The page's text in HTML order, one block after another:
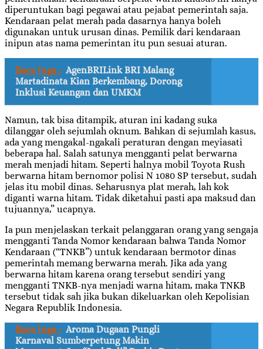
diperuntukan bagi pegawai atau pejabat pemerintah saja.
Kendaraan pelat merah pada dasarnya hanya boleh
digunakan untuk urusan dinas. Pemilik dari kendaraan
inipun atas nama pemerintan itu pun sesuai aturan.
Baca Juga : AgenBRILink BRI Malang
Martadinata Kian Berkembang, Dorong
Inklusi Keuangan dan UMKM
Namun, tak bisa ditampik, aturan ini kadang suka
dilanggar oleh sejumlah oknum. Bahkan di sejumlah kasus,
ada yang mengakal-ngakali peraturan dengan meyiasati
beberapa hal. Salah satunya mengganti pelat berwarna
merah menjadi hitam. Seperti halnya mobil Toyota Rush
berwarna hitam bernomor polisi N 1080 SP tersebut, sudah
jelas itu mobil dinas. Seharusnya plat merah, lah kok
diganti warna hitam. Tidak diketahui pasti apa maksud dan
tujuannya,” ucapnya.
Ia pun menjelaskan terkait pelanggaran orang yang sengaja
mengganti Tanda Nomor kendaraan bahwa Tanda Nomor
Kendaraan (“TNKB”) untuk kendaraan bermotor dinas
pemerintah memang berwarna merah. Jika ada yang
berwarna hitam karena orang tersebut sendiri yang
mengganti TNKB-nya menjadi warna hitam, maka TNKB
tersebut tidak sah jika bukan dikeluarkan oleh Kepolisian
Negara Republik Indonesia.
Baca Juga : Aroma Dugaan Pungli
Karnaval Sumberpetung Makin